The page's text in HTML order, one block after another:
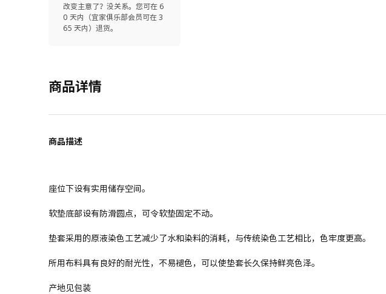
改变主意了？没关系。您可在 6
0 天内（宜家俱乐部会员可在 3
65 天内）退货。
商品详情
商品描述
座位下设有实用储存空间。
软垫底部设有防滑圆点，可令软垫固定不动。
垫套采用的原液染色工艺减少了水和染料的消耗，与传统染色工艺相比，色牢度更高。
所用布料具有良好的耐光性，不易褪色，可以使垫套长久保持鲜亮色泽。
产地见包装